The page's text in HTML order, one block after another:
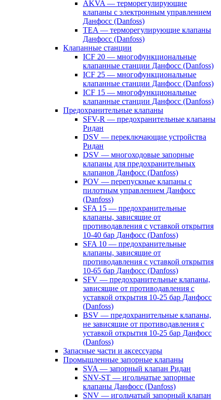
AKVA — терморегулирующие
клапаны с электронным управлением
Данфосс (Danfoss)
TEA — терморегулирующие клапаны
Данфосс (Danfoss)
Клапанные станции
ICF 20 — многофункциональные
клапанные станции Данфосс (Danfoss)
ICF 25 — многофункциональные
клапанные станции Данфосс (Danfoss)
ICF 15 — многофункциональные
клапанные станции Данфосс (Danfoss)
Предохранительные клапаны
SFV-R — предохранительные клапаны
Ридан
DSV — переключающие устройства
Ридан
DSV — многоходовые запорные
клапаны для предохранительных
клапанов Данфосс (Danfoss)
POV — перепускные клапаны с
пилотным управлением Данфосс
(Danfoss)
SFA 15 — предохранительные
клапаны, зависящие от
противодавления с уставкой открытия
10-40 бар Данфосс (Danfoss)
SFA 10 — предохранительные
клапаны, зависящие от
противодавления с уставкой открытия
10-65 бар Данфосс (Danfoss)
SFV — предохранительные клапаны,
зависящие от противодавления с
уставкой открытия 10-25 бар Данфосс
(Danfoss)
BSV — предохранительные клапаны,
не зависящие от противодавления с
уставкой открытия 10-25 бар Данфосс
(Danfoss)
Запасные части и аксессуары
Промышленные запорные клапаны
SVA — запорный клапан Ридан
SNV-ST — игольчатые запорные
клапаны Данфосс (Danfoss)
SNV — игольчатый запорный клапан